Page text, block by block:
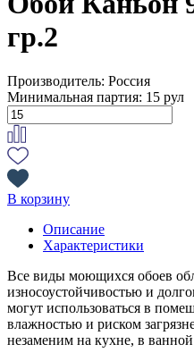
гр.2
Производитель: Россия
Минимальная партия: 15 рул
В корзину
Описание
Характеристики
Все виды моющихся обоев
износоустойчивостью и
могут использоваться в
влажностью и риском
незаменим на кухне, в